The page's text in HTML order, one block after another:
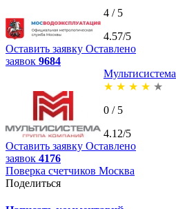
4 / 5
4.57/5
Оставить заявку Оставлено
заявок 9684
Мультисистема
★ ★ ★ ★ ★
0 / 5
4.12/5
Оставить заявку Оставлено
заявок 4176
Поверка счетчиков Москва
Поделиться